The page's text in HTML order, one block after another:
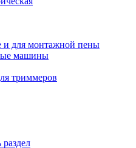
и для монтажной пены
машины
триммеров
раздел